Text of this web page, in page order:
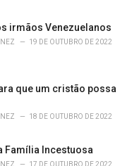
irmãos Venezuelanos
19 DE OUTUBRO DE 2022
que um cristão possa
18 DE OUTUBRO DE 2022
Família Incestuosa
17 DE OUTUBRO DE 2022